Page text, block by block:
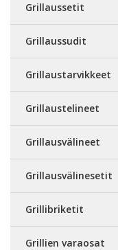
Grillaussetit
Grillaussudit
Grillaustarvikkeet
Grillaustelineet
Grillausvälineet
Grillausvälinesetit
Grillibriketit
Grillien varaosat